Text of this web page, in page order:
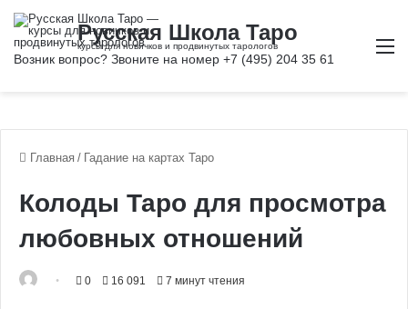
Главная / Гадание на картах Таро
Колоды Таро для просмотра
любовных отношений
0 16 091 7 минут чтения